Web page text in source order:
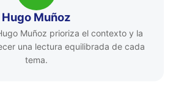
Hugo Muñoz
Muñoz prioriza el contexto y la
una lectura equilibrada de cada
tema.